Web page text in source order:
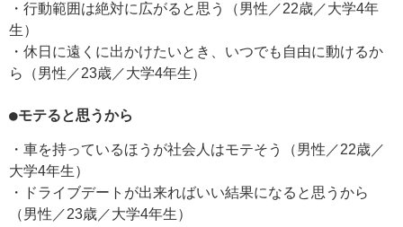
・行動範囲は絶対に広がると思う（男性／22歳／大学4年
生）
・休日に遠くに出かけたいとき、いつでも自由に動けるか
ら（男性／23歳／大学4年生）
●モテると思うから
・車を持っているほうが社会人はモテそう（男性／22歳／
大学4年生）
・ドライブデートが出来ればいい結果になると思うから
（男性／23歳／大学4年生）